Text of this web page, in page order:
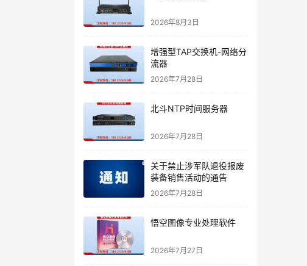
2026年8月3日
增强型TAP交换机-网络分
流器
2026年7月28日
北斗NTP时间服务器
2026年7月28日
关于禁止涉军队退役报废
装备销售活动的通告
2026年7月28日
悟空图像专业处理软件
2026年7月27日